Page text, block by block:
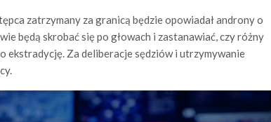
zatrzymany za granicą będzie opowiadał androny o
będą skrobać się po głowach i zastanawiać, czy różny
ekstradycję. Za deliberacje sędziów i utrzymywanie